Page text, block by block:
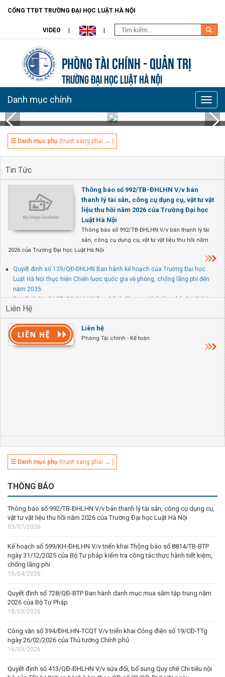
CỔNG TTĐT TRƯỜNG ĐẠI HỌC LUẬT HÀ NỘI
VIDEO
Phòng Tài chính - Quản trị
TRƯỜNG ĐẠI HỌC LUẬT HÀ NỘI
Toggle
Danh mục chính
☰ Danh mục phụ (trượt sang phải → )
Tin Tức
Thông báo số 992/TB-ĐHLHN V/v bán
thanh lý tài sản, công cụ dụng cụ, vật tư vật
liệu thu hồi năm 2026 của Trường Đại học
Luật Hà Nội
Thông báo số 992/TB-ĐHLHN V/v bán thanh lý tài
sản, công cụ dụng cụ, vật tư vật liệu thu hồi năm
2026 của Trường Đại học Luật Hà Nội
Quyết định số 139/QĐ-ĐHLHN Ban hành kế hoạch của Trường Đại học
Luật Hà Nội thực hiện Chiến lược quốc gia về phòng, chống lãng phí đến
năm 2035
Quyết định số 137/QĐ-ĐHLHN Ban hành Chương trình thực hành tiết kiệm,
chống lãng phí năm 2026 của Trường Đại học Luật Hà Nội
Quyết định số 845/QĐ-ĐHLHN V/v thành lập Ban chỉ đạo PCCC và CNCH
tại trụ sở chính Trường Đại học Luật Hà Nội
Liên Hệ
Liên hệ
Phòng Tài chính - Kế toán
☰ Danh mục phụ (trượt sang phải → )
THÔNG BÁO
Thông báo số 992/TB-ĐHLHN V/v bán thanh lý tài sản, công cụ dụng cụ,
vật tư vật liệu thu hồi năm 2026 của Trường Đại học Luật Hà Nội
03/07/2026
Kế hoạch số 599/KH-ĐHLHN V/v triển khai Thông báo số 8814/TB-BTP
ngày 31/12/2025 của Bộ Tư pháp kiểm tra công tác thực hành tiết kiệm,
chống lãng phí
15/04/2026
Quyết định số 728/QĐ-BTP Ban hành danh mục mua sắm tập trung năm
2026 của Bộ Tư Pháp
18/03/2026
Công văn số 394/ĐHLHN-TCQT V/v triển khai Công điện số 19/CĐ-TTg
ngày 26/02/2026 của Thủ tướng Chính phủ
16/03/2026
Quyết định số 413/QĐ-ĐHLHN V/v sửa đổi, bổ sung Quy chế Chi tiêu nội